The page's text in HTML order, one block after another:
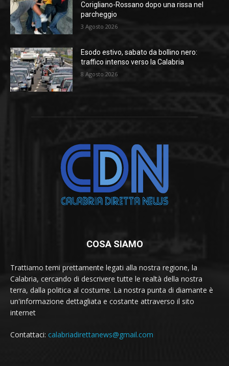
Corigliano-Rossano dopo una rissa nel
parcheggio
3 Agosto 2026
Esodo estivo, sabato da bollino nero:
traffico intenso verso la Calabria
8 Agosto 2026
COSA SIAMO
Trattiamo temi prettamente legati alla nostra regione, la
Calabria, cercando di descrivere tutte le realtà della nostra
terra, dalla politica al costume. La nostra punta di diamante è
un'informazione dettagliata e costante attraverso il sito
internet
Contattaci: calabriadirettanews@gmail.com